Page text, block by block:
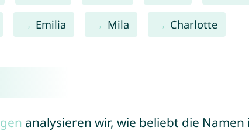
Emilia Mila Charlotte
analysieren wir, wie beliebt die